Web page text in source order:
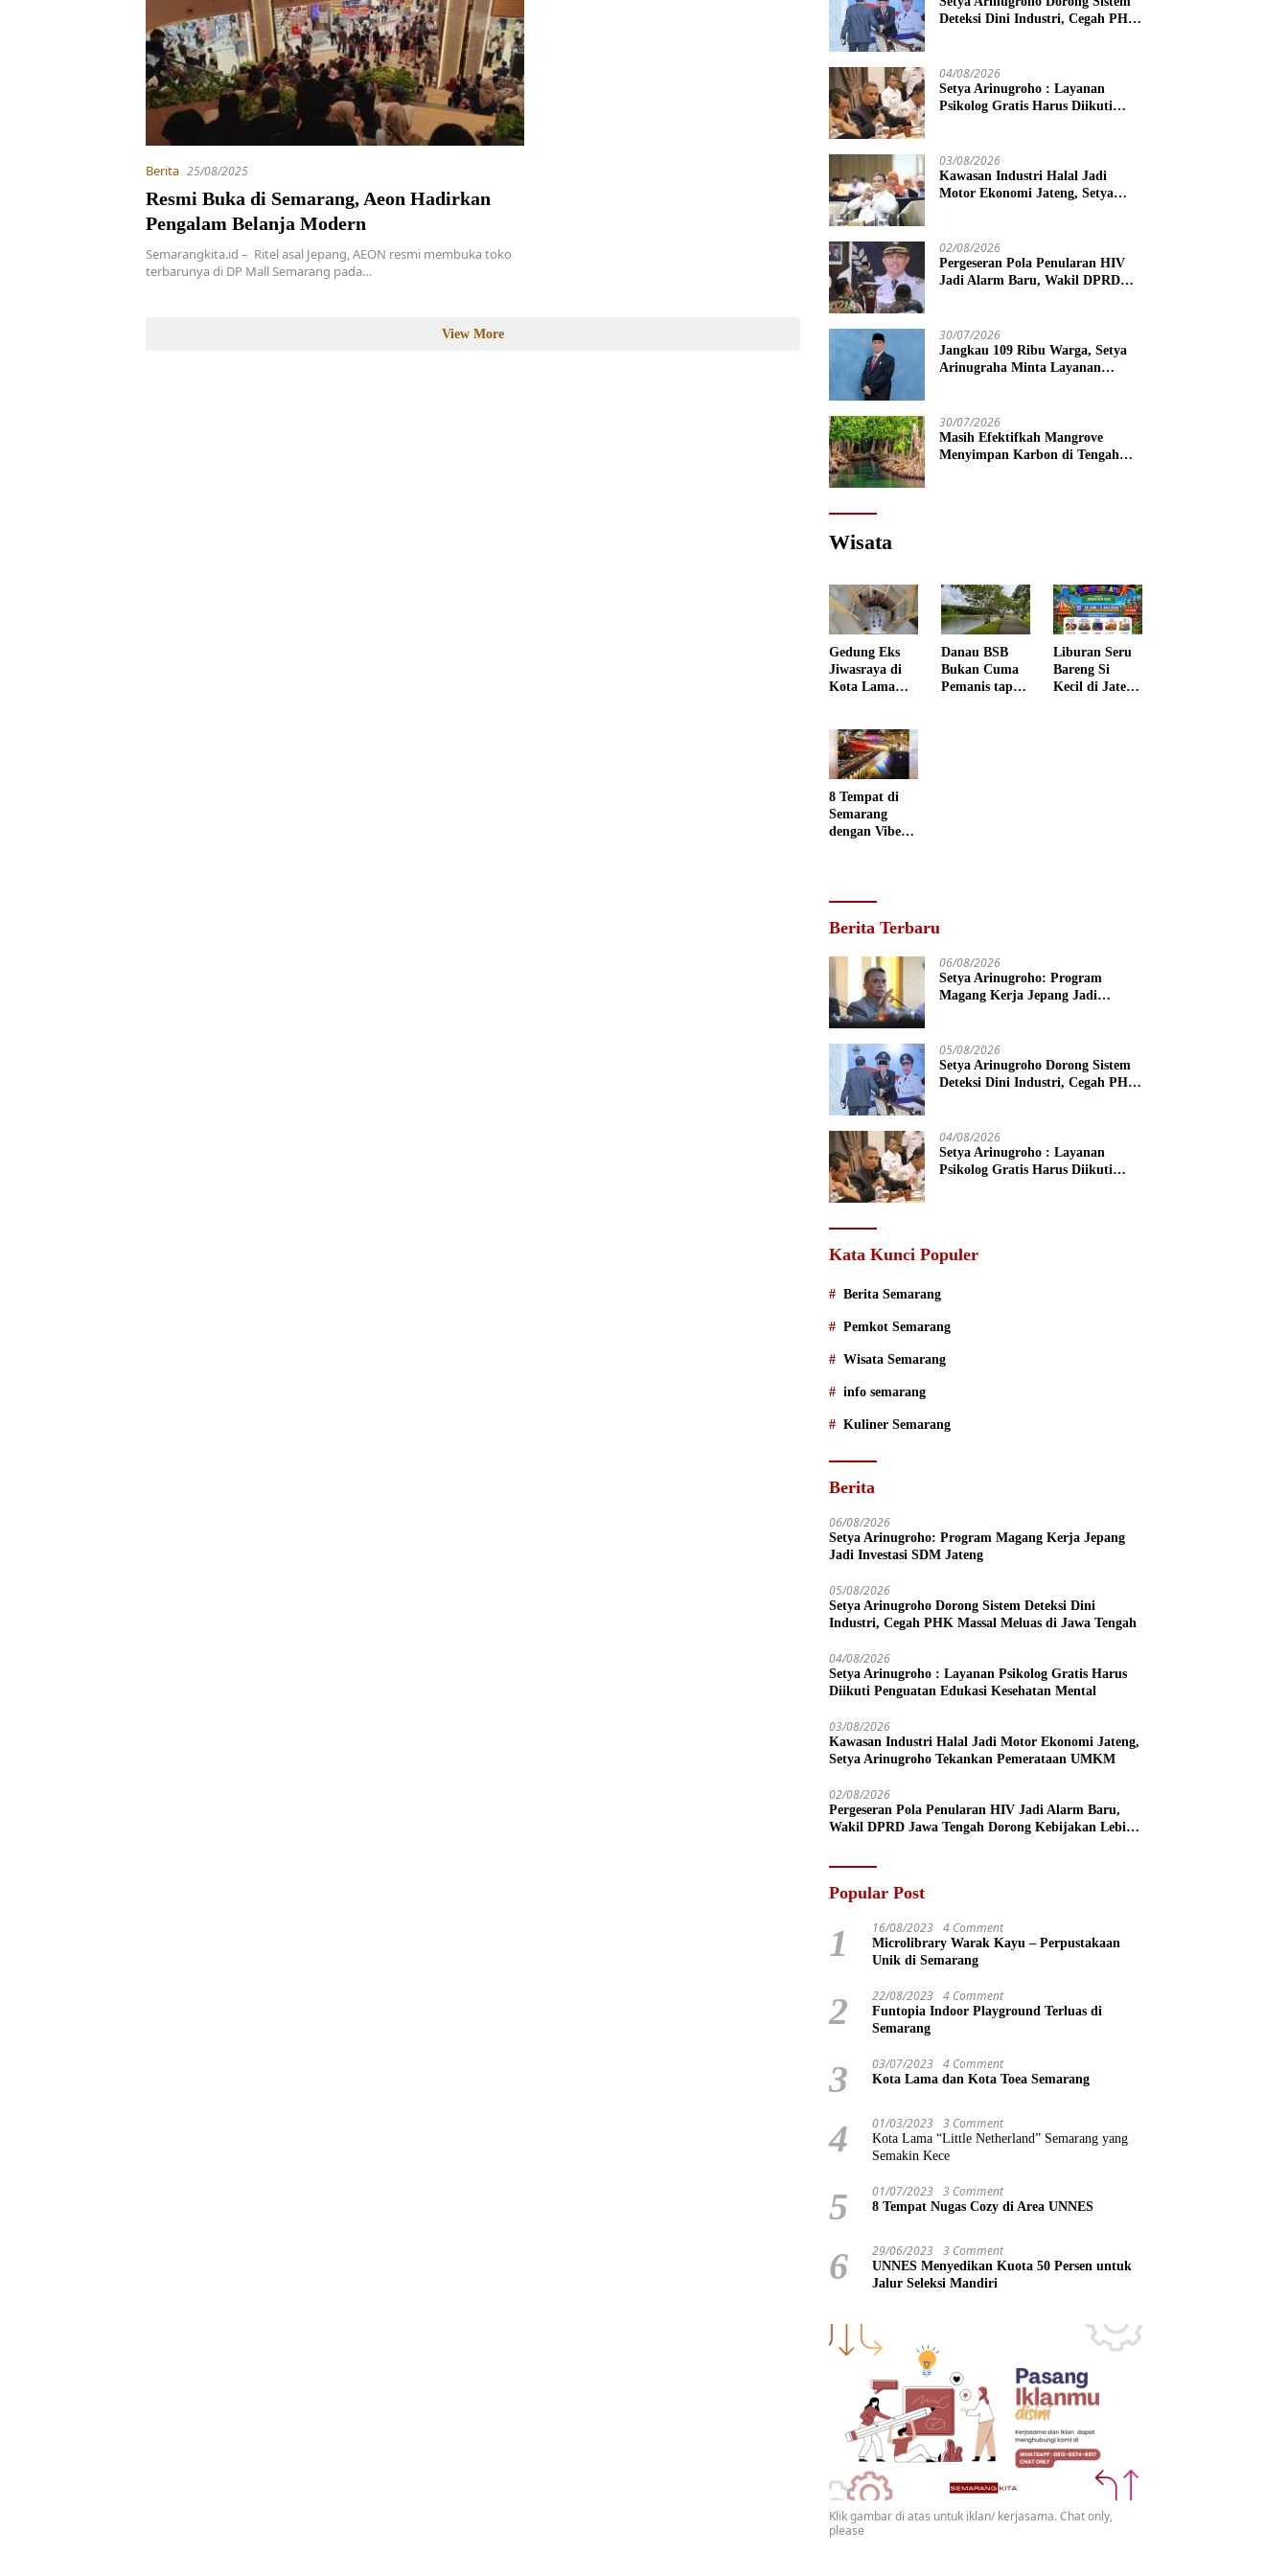
Berita 25/08/2025
Resmi Buka di Semarang, Aeon Hadirkan
Pengalam Belanja Modern
Semarangkita.id – Ritel asal Jepang, AEON resmi membuka toko
terbarunya di DP Mall Semarang pada…
View More
Deteksi Dini Industri, Cegah PHK
04/08/2026
Setya Arinugroho : Layanan
Psikolog Gratis Harus Diikuti
03/08/2026
Kawasan Industri Halal Jadi
Motor Ekonomi Jateng, Setya
02/08/2026
Pergeseran Pola Penularan HIV
Jadi Alarm Baru, Wakil DPRD
30/07/2026
Jangkau 109 Ribu Warga, Setya
Arinugraha Minta Layanan
30/07/2026
Masih Efektifkah Mangrove
Menyimpan Karbon di Tengah
Wisata
Gedung Eks
Jiwasraya di
Kota Lama
jadi Museum
Fotografi
Danau BSB
Bukan Cuma
Pemanis tapi
Liburan Seru
Bareng Si
Kecil di Jateng
8 Tempat di
Semarang
dengan Vibes
Berita Terbaru
06/08/2026
Setya Arinugroho: Program
Magang Kerja Jepang Jadi
05/08/2026
Setya Arinugroho Dorong Sistem
Deteksi Dini Industri, Cegah PHK
04/08/2026
Setya Arinugroho : Layanan
Psikolog Gratis Harus Diikuti
Kata Kunci Populer
Berita Semarang
Pemkot Semarang
Wisata Semarang
info semarang
Kuliner Semarang
Berita
06/08/2026
Setya Arinugroho: Program Magang Kerja Jepang
Jadi Investasi SDM Jateng
05/08/2026
Setya Arinugroho Dorong Sistem Deteksi Dini
Industri, Cegah PHK Massal Meluas di Jawa Tengah
04/08/2026
Setya Arinugroho : Layanan Psikolog Gratis Harus
Diikuti Penguatan Edukasi Kesehatan Mental
03/08/2026
Kawasan Industri Halal Jadi Motor Ekonomi Jateng,
Setya Arinugroho Tekankan Pemerataan UMKM
02/08/2026
Pergeseran Pola Penularan HIV Jadi Alarm Baru,
Wakil DPRD Jawa Tengah Dorong Kebijakan Lebih
Popular Post
1 16/08/2023 4 Comment
Microlibrary Warak Kayu – Perpustakaan
Unik di Semarang
2 22/08/2023 4 Comment
Funtopia Indoor Playground Terluas di
Semarang
3 03/07/2023 4 Comment
Kota Lama dan Kota Toea Semarang
4 01/03/2023 3 Comment
Kota Lama “Little Netherland” Semarang yang
Semakin Kece
5 01/07/2023 3 Comment
8 Tempat Nugas Cozy di Area UNNES
6 29/06/2023 3 Comment
UNNES Menyedikan Kuota 50 Persen untuk
Jalur Seleksi Mandiri
Klik gambar di atas untuk iklan/ kerjasama. Chat only,
please